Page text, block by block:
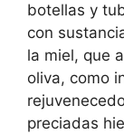
botellas y
con
la miel, que
oliva, como
preciadas